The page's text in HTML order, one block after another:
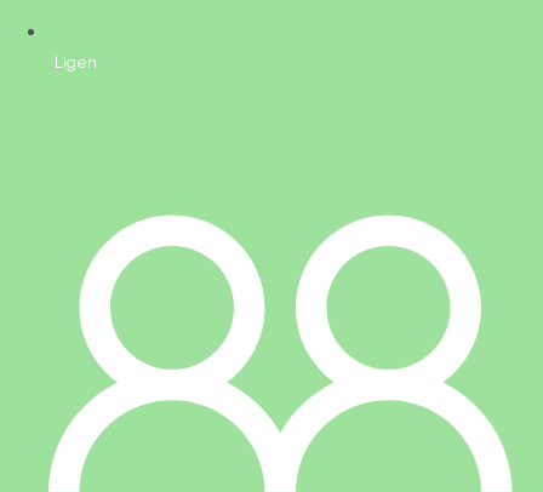
Ligen